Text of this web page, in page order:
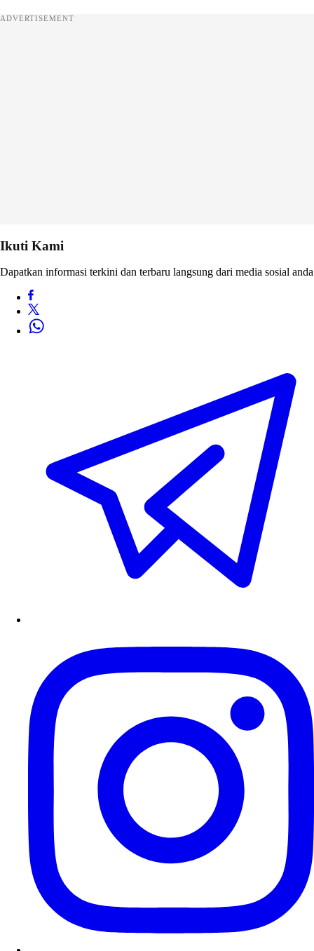
ADVERTISEMENT
Ikuti Kami
Dapatkan informasi terkini dan terbaru langsung dari media sosial anda